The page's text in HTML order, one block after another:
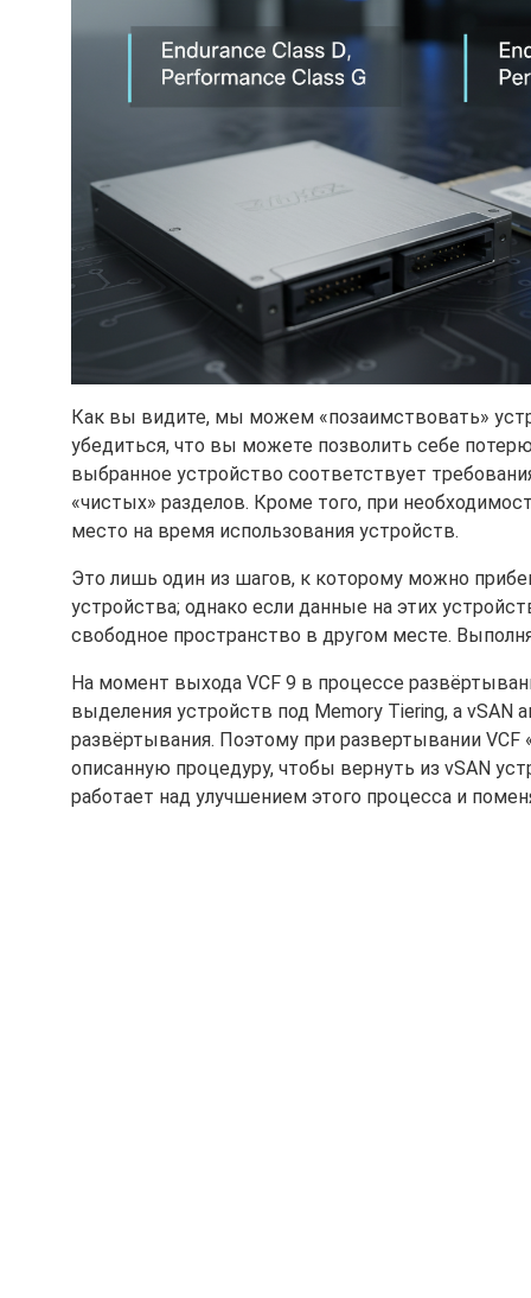
Как вы видите, мы можем «позаимствовать»
убедиться, что вы можете позволить себе
выбранное устройство соответствует
«чистых» разделов. Кроме того, при
место на время использования устройств.
Это лишь один из шагов, к которому можно
устройства; однако если данные на этих
свободное пространство в другом месте.
На момент выхода VCF 9 в процессе
выделения устройств под Memory Tiering, а
развёртывания. Поэтому при развертывании
описанную процедуру, чтобы вернуть из vSAN
работает над улучшением этого процесса и